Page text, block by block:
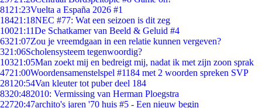
81 21:23Vuelta a España 2026 #1
18421:18NEC #77: Wat een seizoen is dit zeg
10021:11De Schatkamer van Beeld & Geluid #4
6321:07Zou je vreemdgaan in een relatie kunnen vergeven?
321:06Scholensysteem tegenwoordig?
10321:05Man zoekt mij en bedreigt mij, nadat ik met zijn zoon sprak
4721:00Woordensamenstelspel #1184 met 2 woorden spreken SVP
281 20:54Van kleuter tot puber deel 184
8320:482010: Vermissing van Herman Ploegstra
22720:47archito's jaren '70 huis #5 - Een nieuw begin